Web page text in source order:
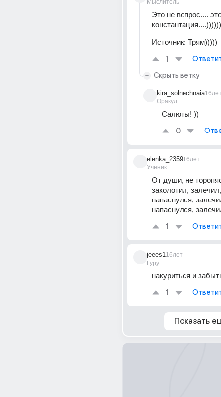
Мыслитель
Это не вопрос.... это
константация....))))))
Источник: Трям)))))
1
Скрыть ветку
kira_solnechnaia
Оракул
16лет
Салюты! ))
0
elenka_2359
Ученик
16лет
От души, не
заколотил,
напаснулся,
напаснулся,
1
jeees1
Гуру
16лет
накуриться и
1
Показать